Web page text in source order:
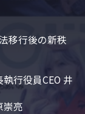
移行後の新秩
行役員CEO 井
崇亮